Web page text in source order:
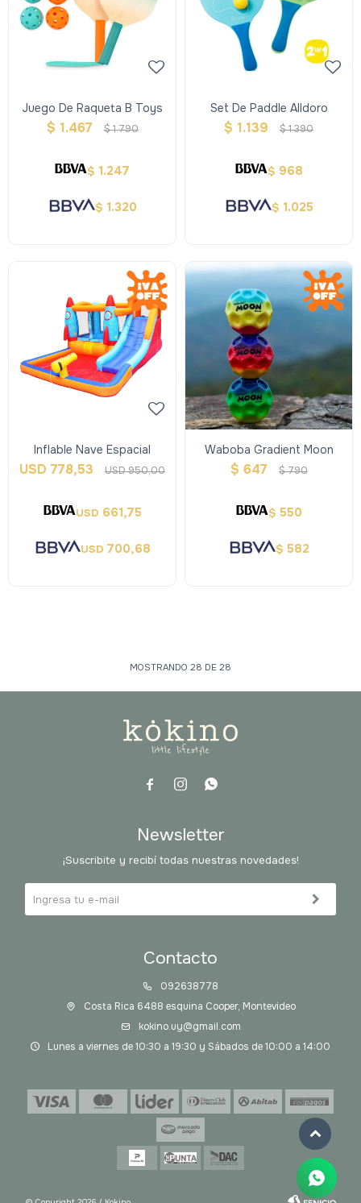
Juego De Raqueta B Toys
$ 1.467 $1.790
$ 1.247
$ 1.320
Set De Paddle Alldoro
$ 1.139 $1.390
$ 968
$ 1.025
Inflable Nave Espacial
USD 778,53 USD950,00
USD 661,75
USD 700,68
Waboba Gradient Moon
$ 647 $790
$ 550
$ 582
MOSTRANDO 28 DE 28
  
Contacto
092638778
Costa Rica 6488 esquina Cooper, Montevideo
kokino.uy@gmail.com
Lunes a viernes de 10:30 a 19:30 y Sábados de 10:00 a 14:00
Newsletter
¡Suscribite y recibí todas nuestras novedades!